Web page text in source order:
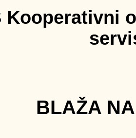
Kooperativni
BLAŽA